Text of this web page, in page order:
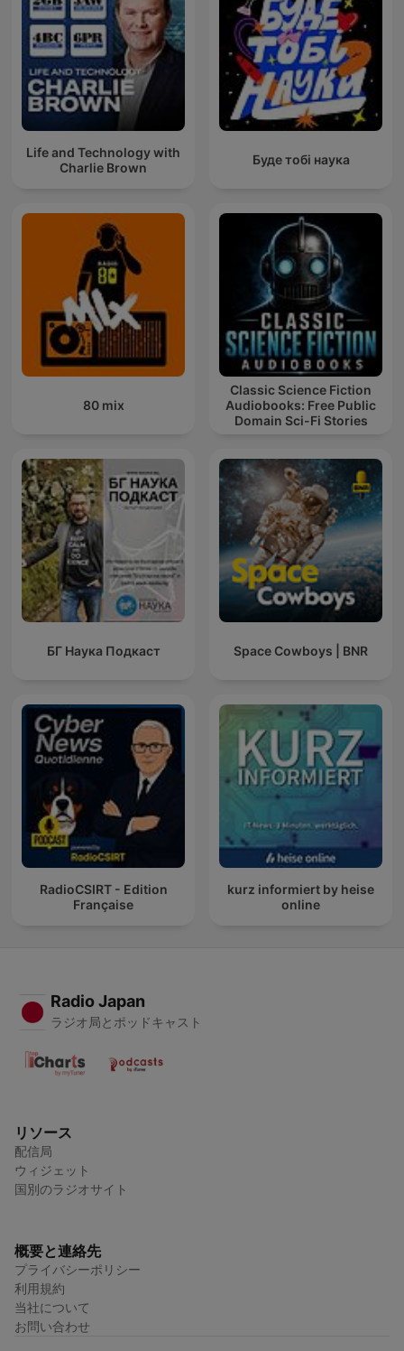
Life and Technology with
Charlie Brown
Буде тобі наука
80 mix
Classic Science Fiction
Audiobooks: Free Public
Domain Sci-Fi Stories
БГ Наука Подкаст Space Cowboys | BNR
RadioCSIRT - Edition
Française
kurz informiert by heise
online
Radio Japan
ラジオ局とポッドキャスト
リソース
配信局
ウィジェット
国別のラジオサイト
概要と連絡先
プライバシーポリシー
利用規約
当社について
お問い合わせ